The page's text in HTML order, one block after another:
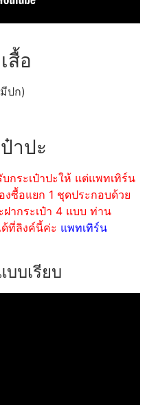
สื้อ
ปก)
าปะ
กระเป๋าปะให้ แต่แพทเทิร์น
งซื้อแยก 1 ชุดประกอบด้วย
ฝากระเป๋า 4 แบบ ท่าน
ด้ที่ลิงค์นี้ค่ะ แพทเทิร์น
บบเรียบ